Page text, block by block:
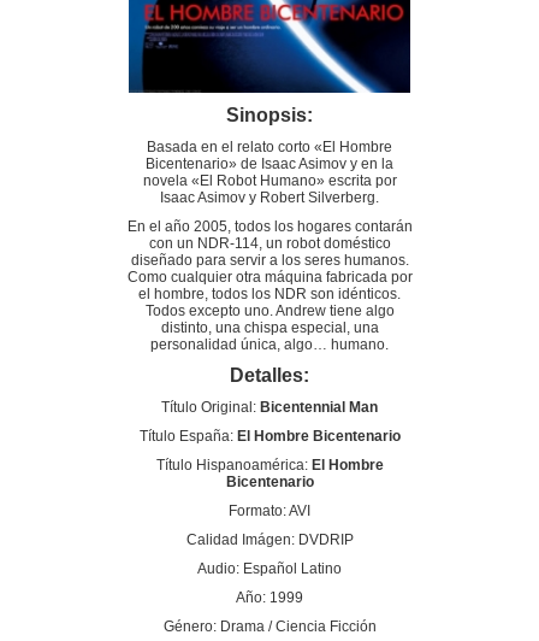
Sinopsis:
Basada en el relato corto «El Hombre
Bicentenario» de Isaac Asimov y en la
novela «El Robot Humano» escrita por
Isaac Asimov y Robert Silverberg.
En el año 2005, todos los hogares contarán
con un NDR-114, un robot doméstico
diseñado para servir a los seres humanos.
Como cualquier otra máquina fabricada por
el hombre, todos los NDR son idénticos.
Todos excepto uno. Andrew tiene algo
distinto, una chispa especial, una
personalidad única, algo… humano.
Detalles:
Título Original: Bicentennial Man
Título España: El Hombre Bicentenario
Título Hispanoamérica: El Hombre
Bicentenario
Formato: AVI
Calidad Imágen: DVDRIP
Audio: Español Latino
Año: 1999
Género: Drama / Ciencia Ficción